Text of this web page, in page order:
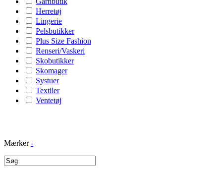
Herretøj
Lingerie
Pelsbutikker
Plus Size Fashion
Renseri/Vaskeri
Skobutikker
Skomager
Systuer
Textiler
Ventetøj
Mærker -